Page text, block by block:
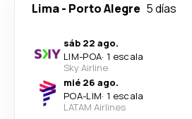
Lima- Porto Alegre 5 días
sáb 22 ago.
LIM-POA· 1 escala
Sky Airline
mié 26 ago.
POA-LIM· 1 escala
LATAM Airlines